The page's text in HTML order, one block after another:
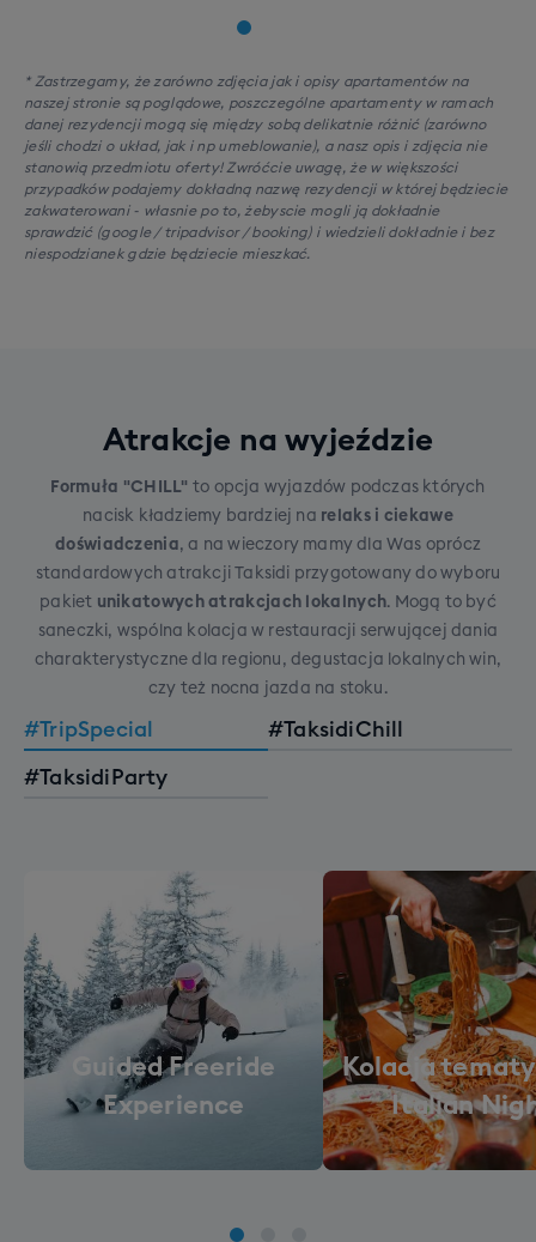
* Zastrzegamy, że zarówno zdjęcia jak i opisy apartamentów na
naszej stronie są poglądowe, poszczególne apartamenty w ramach
danej rezydencji mogą się między sobą delikatnie różnić (zarówno
jeśli chodzi o układ, jak i np umeblowanie), a nasz opis i zdjęcia nie
stanowią przedmiotu oferty! Zwróćcie uwagę, że w większości
przypadków podajemy dokładną nazwę rezydencji w której będziecie
zakwaterowani - własnie po to, żebyscie mogli ją dokładnie
sprawdzić (google / tripadvisor / booking) i wiedzieli dokładnie i bez
niespodzianek gdzie będziecie mieszkać.
Atrakcje na wyjeździe
Formuła "CHILL"to opcja wyjazdów podczas których
nacisk kładziemy bardziej na relaks i ciekawe
doświadczenia, a na wieczory mamy dla Was oprócz
standardowych atrakcji Taksidi przygotowany do wyboru
pakiet unikatowych atrakcjach lokalnych. Mogą to być
saneczki, wspólna kolacja w restauracji serwującej dania
charakterystyczne dla regionu, degustacja lokalnych win,
czy też nocna jazda na stoku.
#TripSpecial #TaksidiChill
#TaksidiParty
Guided Freeride
Experience
Kolacja
Italian